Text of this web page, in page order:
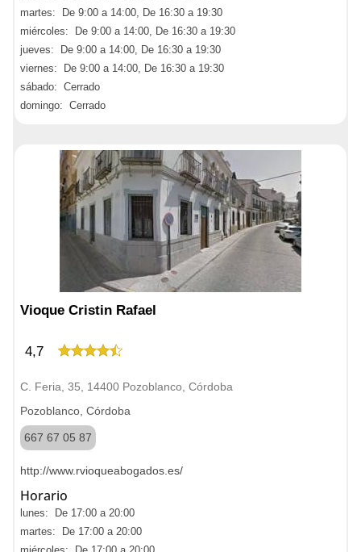
martes: De 9:00 a 14:00, De 16:30 a 19:30
miércoles: De 9:00 a 14:00, De 16:30 a 19:30
jueves: De 9:00 a 14:00, De 16:30 a 19:30
viernes: De 9:00 a 14:00, De 16:30 a 19:30
sábado: Cerrado
domingo: Cerrado
Vioque Cristin Rafael
4,7
C. Feria, 35, 14400 Pozoblanco, Córdoba
Pozoblanco, Córdoba
667 67 05 87
http://www.rvioqueabogados.es/
Horario
lunes: De 17:00 a 20:00
martes: De 17:00 a 20:00